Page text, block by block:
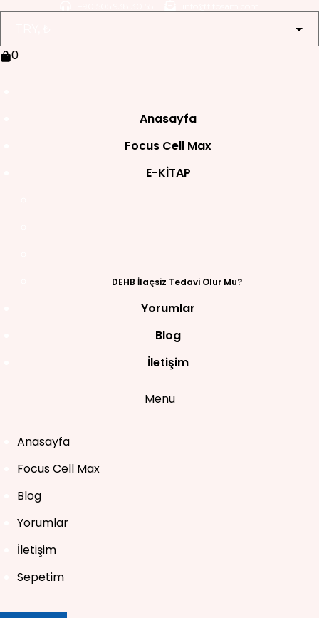
Skip
content
0
Anasayfa
Focus Cell Max
E-KİTAP
DEHB İlaçsiz Tedavi Olur Mu?
Yorumlar
Blog
İletişim
Menu
Anasayfa
Focus Cell Max
Blog
Yorumlar
İletişim
Sepetim